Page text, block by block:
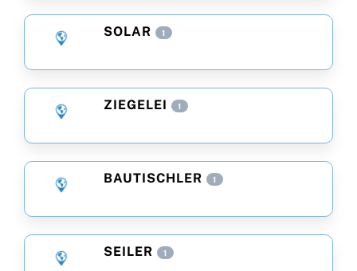
SOLAR 1
ZIEGELEI 1
BAUTISCHLER 1
SEILER 1